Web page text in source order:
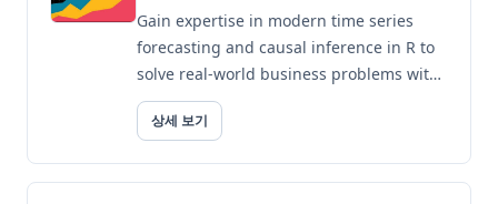
Gain expertise in modern time series
forecasting and causal inference in R to
solve real-world business problems with
reproducible, high-quality codeKey
Features:- Explore forecast...
상세 보기